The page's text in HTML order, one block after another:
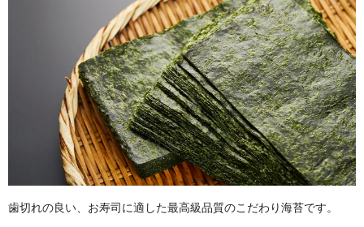
歯切れの良い、お寿司に適した最高級品質のこだわり海苔です。